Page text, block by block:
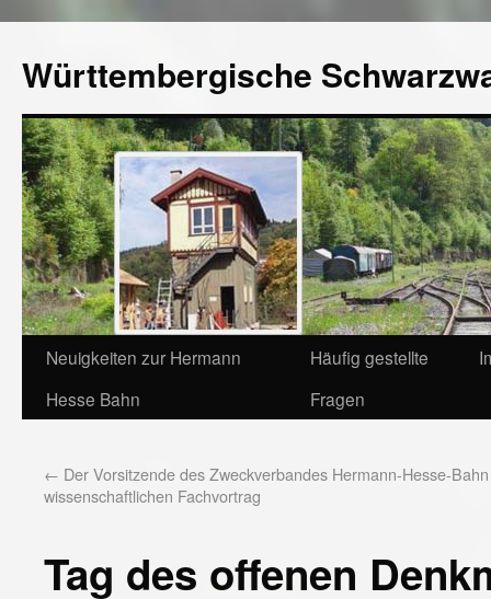
Württembergische
Neuigkeiten zur Hermann
Hesse Bahn
Häufig gestellte
Fragen
← Der Vorsitzende des Zweckverbandes Hermann-Hesse-
wissenschaftlichen Fachvortrag
Tag des offenen